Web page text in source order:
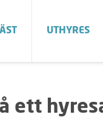
UTHYRES
ett